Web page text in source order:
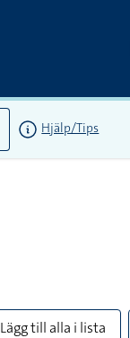
Hjälp/Tips
Lägg till alla i lista